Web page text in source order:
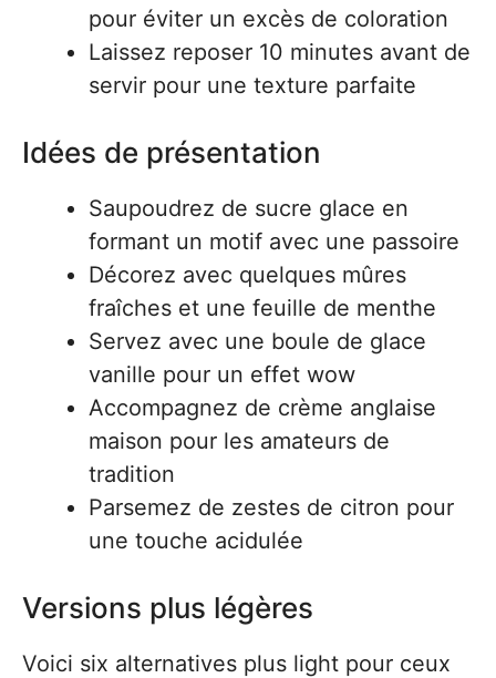
pour éviter un excès de coloration
Laissez reposer 10 minutes avant de
servir pour une texture parfaite
Idées de présentation
Saupoudrez de sucre glace en
formant un motif avec une passoire
Décorez avec quelques mûres
fraîches et une feuille de menthe
Servez avec une boule de glace
vanille pour un effet wow
Accompagnez de crème anglaise
maison pour les amateurs de
tradition
Parsemez de zestes de citron pour
une touche acidulée
Versions plus légères
Voici six alternatives plus light pour ceux